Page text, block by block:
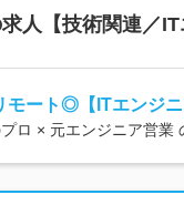
人【技術関連／IT
ート◎【ITエンジニ
ロ × 元エンジニア営業